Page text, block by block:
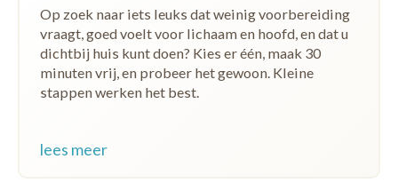
Op zoek naar iets leuks dat weinig voorbereiding
vraagt, goed voelt voor lichaam en hoofd, en dat u
dichtbij huis kunt doen? Kies er één, maak 30
minuten vrij, en probeer het gewoon. Kleine
stappen werken het best.
lees meer